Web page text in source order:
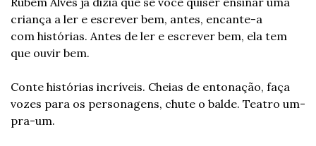
criança a ler e escrever bem, antes, encante-a
com histórias. Antes de ler e escrever bem, ela tem
que ouvir bem.
Conte histórias incríveis. Cheias de entonação, faça
vozes para os personagens, chute o balde. Teatro um-
pra-um.